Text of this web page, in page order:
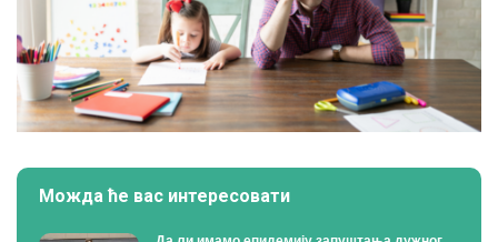
Можда ће вас интересовати